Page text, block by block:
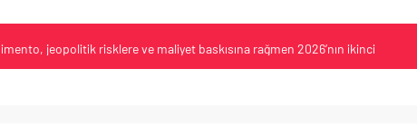
jeopolitik risklere ve maliyet baskısına rağmen 2026’nın ikinci